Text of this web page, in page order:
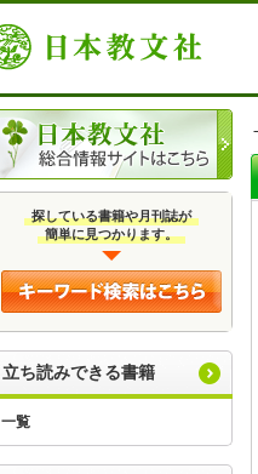
探している書籍や月刊誌が
簡単に見つかります。
立ち読みできる書籍
一覧